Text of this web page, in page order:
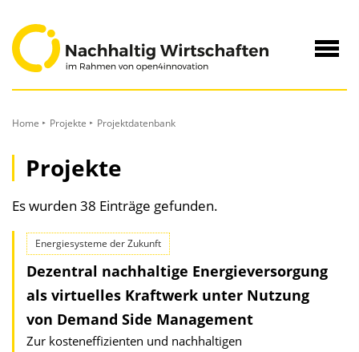
Inhalt
Home Projekte Projektdatenbank
Projekte
Es wurden 38 Einträge gefunden.
Energiesysteme der Zukunft
Dezentral nachhaltige Energieversorgung
als virtuelles Kraftwerk unter Nutzung
von Demand Side Management
Zur kosteneffizienten und nachhaltigen